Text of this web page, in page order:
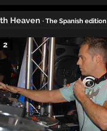
Heaven · The Spanish edition
2